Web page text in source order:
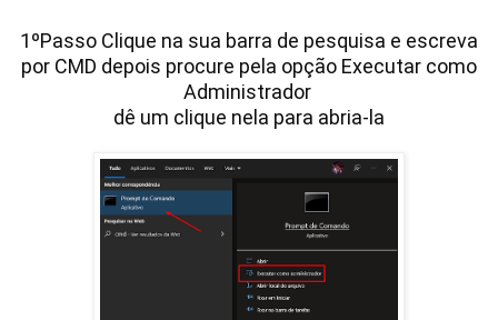
1ºPasso Clique na sua barra de pesquisa e escreva
por CMD depois procure pela opção Executar como
Administrador
dê um clique nela para abria-la